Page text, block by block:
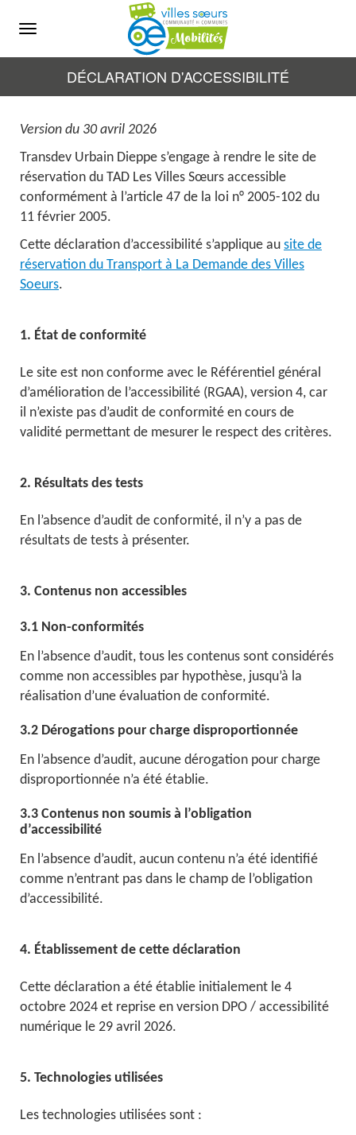
Menu
DÉCLARATION D'ACCESSIBILITÉ
Version du 30 avril 2026
Transdev Urbain Dieppe s’engage à rendre le site de
réservation du TAD Les Villes Sœurs accessible
conformément à l’article 47 de la loi n° 2005-102 du
11 février 2005.
Cette déclaration d’accessibilité s’applique au site de
réservation du Transport à La Demande des Villes
Soeurs.
1. État de conformité
Le site est non conforme avec le Référentiel général
d’amélioration de l’accessibilité (RGAA), version 4, car
il n’existe pas d’audit de conformité en cours de
validité permettant de mesurer le respect des critères.
2. Résultats des tests
En l’absence d’audit de conformité, il n’y a pas de
résultats de tests à présenter.
3. Contenus non accessibles
3.1 Non-conformités
En l’absence d’audit, tous les contenus sont considérés
comme non accessibles par hypothèse, jusqu’à la
réalisation d’une évaluation de conformité.
3.2 Dérogations pour charge disproportionnée
En l’absence d’audit, aucune dérogation pour charge
disproportionnée n’a été établie.
3.3 Contenus non soumis à l’obligation
d’accessibilité
En l’absence d’audit, aucun contenu n’a été identifié
comme n’entrant pas dans le champ de l’obligation
d’accessibilité.
4. Établissement de cette déclaration
Cette déclaration a été établie initialement le 4
octobre 2024 et reprise en version DPO / accessibilité
numérique le 29 avril 2026.
5. Technologies utilisées
Les technologies utilisées sont :